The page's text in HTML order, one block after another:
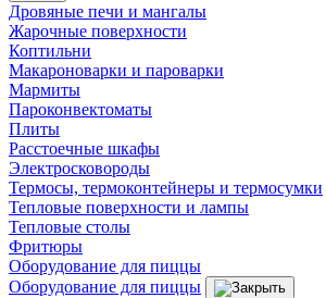
Дровяные печи и мангалы
Жарочные поверхности
Коптильни
Макароноварки и пароварки
Мармиты
Пароконвектоматы
Плиты
Расстоечные шкафы
Электросковороды
Термосы, термоконтейнеры и термосумки
Тепловые поверхности и лампы
Тепловые столы
Фритюры
Оборудование для пиццы
Оборудование для пиццы